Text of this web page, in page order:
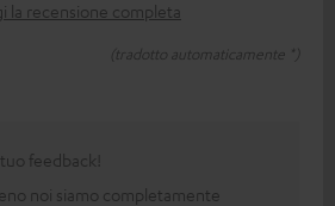
la recensione completa
(tradotto automaticamente *)
feedback!
noi siamo completamente